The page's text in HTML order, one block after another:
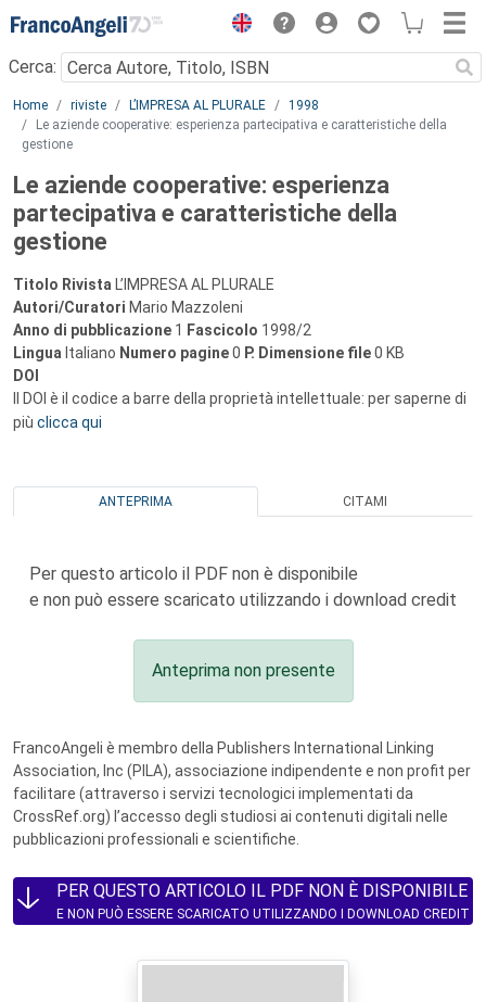
Menu
Cerca:
Main content
Home riviste L’IMPRESA AL PLURALE
1998
Le aziende cooperative: esperienza partecipativa e caratteristiche della
gestione
Le aziende cooperative: esperienza
partecipativa e caratteristiche della
gestione
Titolo Rivista L’IMPRESA AL PLURALE
Autori/Curatori Mario Mazzoleni
Anno di pubblicazione 1 Fascicolo 1998/2
Lingua Italiano Numero pagine0 P. Dimensione file0 KB
DOI
Il DOI è il codice a barre della proprietà intellettuale: per saperne di
più clicca qui
ANTEPRIMA CITAMI
Per questo articolo il PDF non è disponibile
e non può essere scaricato utilizzando i download credit
Anteprima non presente
FrancoAngeli è membro della Publishers International Linking
Association, Inc (PILA), associazione indipendente e non profit per
facilitare (attraverso i servizi tecnologici implementati da
CrossRef.org) l’accesso degli studiosi ai contenuti digitali nelle
pubblicazioni professionali e scientifiche.
PER QUESTO ARTICOLO IL PDF NON È DISPONIBILE
E NON PUÒ ESSERE SCARICATO UTILIZZANDO I DOWNLOAD CREDIT